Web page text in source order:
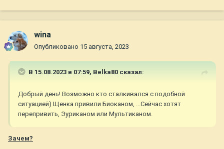
wina
Опубликовано 15 августа, 2023
В 15.08.2023 в 07:59, Belka80 сказал:
Добрый день! Возможно кто сталкивался с подобной
ситуацией) Щенка привили Биоканом, ...Сейчас хотят
перепривить, Эуриканом или Мультиканом.
Зачем?